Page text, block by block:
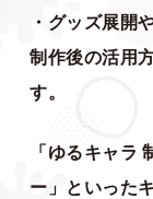
・グッズ展開
制作後の活用
す。
「ゆるキャラ
ー」といった